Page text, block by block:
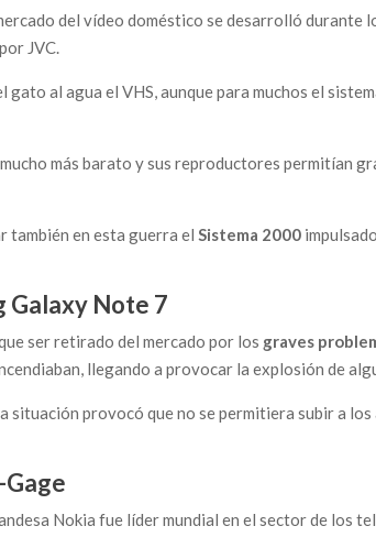
del vídeo doméstico se desarrolló durante
JVC.
gato al agua el VHS, aunque para muchos el
más barato y sus reproductores permitían
también en esta guerra elSistema 2000
Galaxy Note 7
ser retirado del mercado por los graves
llegando a provocar la explosión de
situación provocó que no se permitiera subir a
Nokia fue líder mundial en el sector de los